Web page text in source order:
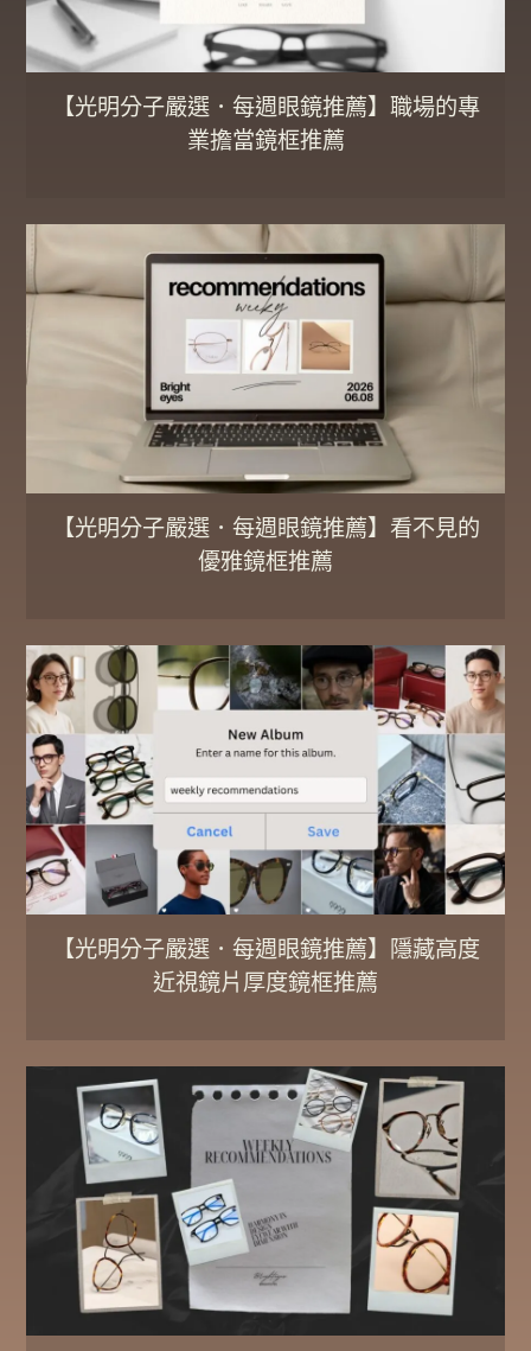
【光明分子嚴選．每週眼鏡推薦】職場的專
業擔當鏡框推薦
【光明分子嚴選．每週眼鏡推薦】看不見的
優雅鏡框推薦
【光明分子嚴選．每週眼鏡推薦】隱藏高度
近視鏡片厚度鏡框推薦